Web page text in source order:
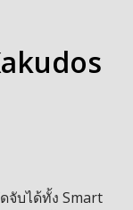
จับได้ทั้ง Smart